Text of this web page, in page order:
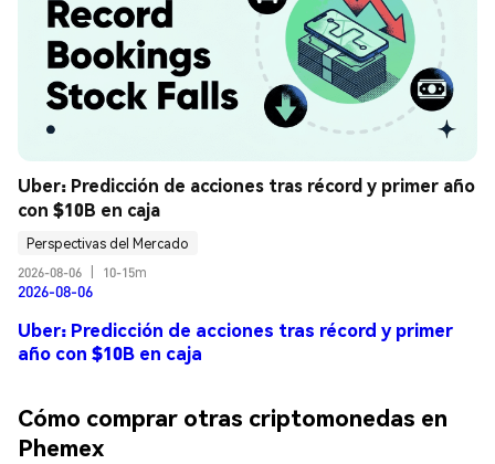
Uber: Predicción de acciones tras récord y primer año
con $10B en caja
Perspectivas del Mercado
2026-08-06
10-15m
2026-08-06
Uber: Predicción de acciones tras récord y primer
año con $10B en caja
Cómo comprar otras criptomonedas en
Phemex